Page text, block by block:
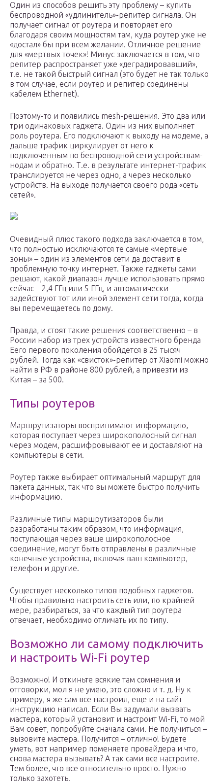
Один из способов решить эту проблему – купить
беспроводной «удлинитель»-репитер сигнала. Он
получает сигнал от роутера и повторяет его
благодаря своим мощностям там, куда роутер уже не
«достал» бы при всем желании. Отличное решение
для «мертвых точек»! Минус заключается в том, что
репитер распространяет уже «деградировавший»,
т.е. не такой быстрый сигнал (это будет не так только
в том случае, если роутер и репитер соединены
кабелем Ethernet).
Поэтому-то и появились mesh-решения. Это два или
три одинаковых гаджета. Один из них выполняет
роль роутера. Его подключают к выходу на модеме, а
дальше трафик циркулирует от него к
подключенным по беспроводной сети устройствам-
нодам и обратно. Т.е. в результате интернет-трафик
транслируется не через одно, а через несколько
устройств. На выходе получается своего рода «сеть
сетей».
Очевидный плюс такого подхода заключается в том,
что полностью исключаются те самые «мертвые
зоны» – один из элементов сети да доставит в
проблемную точку интернет. Также гаджеты сами
решают, какой диапазон лучше использовать прямо
сейчас – 2,4 ГГц или 5 ГГц, и автоматически
задействуют тот или иной элемент сети тогда, когда
вы перемещаетесь по дому.
Правда, и стоят такие решения соответственно – в
России набор из трех устройств известного бренда
Eero первого поколения обойдется в 25 тысяч
рублей. Тогда как «свисток»-репитер от Xiaomi можно
найти в РФ в районе 800 рублей, а привезти из
Китая – за 500.
Типы роутеров
Маршрутизаторы воспринимают информацию,
которая поступает через широкополосный сигнал
через модем, расшифровывают ее и доставляют на
компьютеры в сети.
Роутер также выбирает оптимальный маршрут для
пакета данных, так что вы можете быстро получить
информацию.
Различные типы маршрутизаторов были
разработаны таким образом, что информация,
поступающая через ваше широкополосное
соединение, могут быть отправлены в различные
конечные устройства, включая ваш компьютер,
телефон и другие.
Существует несколько типов подобных гаджетов.
Чтобы правильно настроить сеть или, по крайней
мере, разбираться, за что каждый тип роутера
отвечает, необходимо отличать их по типу.
Возможно ли самому подключить
и настроить Wi-Fi роутер
Возможно! И откиньте всякие там сомнения и
отговорки, мол я не умею, это сложно и т. д. Ну к
примеру, я же сам все настроил, еще и на сайт
инструкцию написал. Если Вы задумали вызвать
мастера, который установит и настроит Wi-Fi, то мой
Вам совет, попробуйте сначала сами. Не получиться –
вызовите мастера. Получится – отлично! Будете
уметь, вот например поменяете провайдера и что,
снова мастера вызывать? А так сами все настроите.
Тем более, что все относительно просто. Нужно
только захотеть!